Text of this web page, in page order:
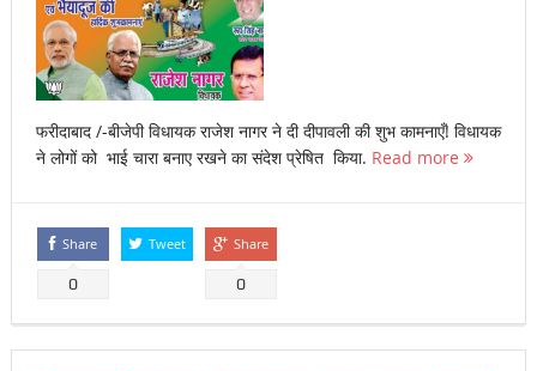
फरीदाबाद /-बीजेपी विधायक राजेश नागर ने दी दीपावली की शुभ कामनाएँ! विधायक
ने लोगों को भाई चारा बनाए रखने का संदेश प्रेषित किया. Read more
Share
0
Tweet Share
0